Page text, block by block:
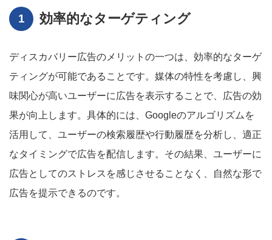
効率的なターゲティング
ディスカバリー広告のメリットの一つは、効率的なターゲ
ティングが可能であることです。媒体の特性を考慮し、興
味関心が高いユーザーに広告を表示することで、広告の効
果が向上します。具体的には、Googleのアルゴリズムを
活用して、ユーザーの検索履歴や行動履歴を分析し、適正
なタイミングで広告を配信します。その結果、ユーザーに
広告としてのストレスを感じさせることなく、自然な形で
広告を提示できるのです。